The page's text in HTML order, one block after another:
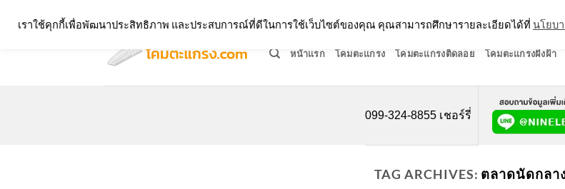
หน้าแรก โคมตะแกรง โคมตะแกรงติดลอย โคมตะแกรงฝังฝ้า
099-324-8855 เชอร์รี่
TAG ARCHIVES: ตลาดนัดกลา
เราใช้คุกกี้เพื่อพัฒนาประสิทธิภาพ และประสบการณ์ที่ดีในการใช้เว็บไซต์ของคุณ คุณสามารถศึกษารายละเอียดได้ที่ นโยบ